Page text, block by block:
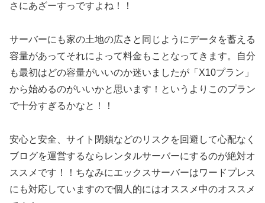
さにあざーすっですよね！！
サーバーにも家の土地の広さと同じようにデータを蓄える
容量があってそれによって料金もことなってきます。自分
も最初はどの容量がいいのか迷いましたが「X10プラン」
から始めるのがいいかと思います！というよりこのプラン
で十分すぎるかなと！！
安心と安全、サイト閉鎖などのリスクを回避して心配なく
ブログを運営するならレンタルサーバーにするのが絶対オ
ススメです！！ちなみにエックスサーバーはワードプレス
にも対応していますので個人的にはオススメ中のオススメ